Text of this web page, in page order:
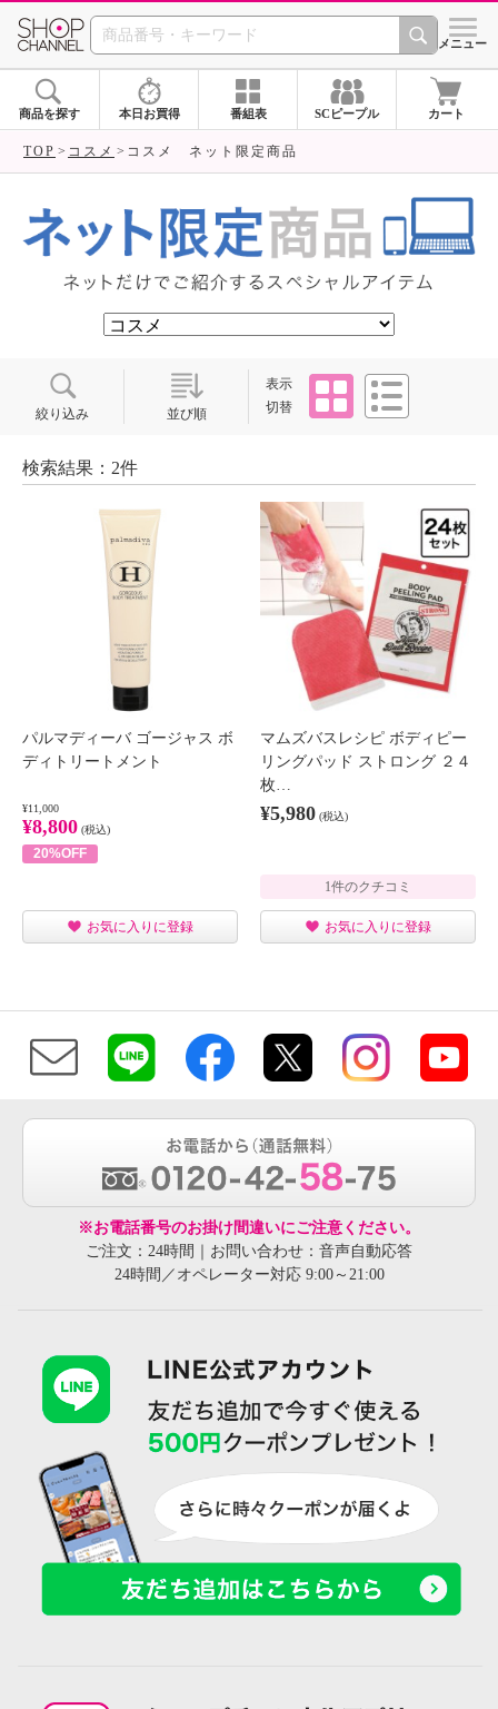
SHOP CHANNEL ショッ
メニュー
商品を探す 本日お買得 番組表 SCピープル カート
TOP コスメ コスメ ネット限定商品
絞り込み 並び順
表示
切替
タイル
検索結果：2件
パルマディーバ ゴージャス ボ
ディトリートメント
¥11,000
¥8,800 (税込)
20%OFF
お気に入りに登録
マムズバスレシピ ボディピー
リングパッド ストロング ２４
枚…
¥5,980 (税込)
1件のクチコミ
お気に入りに登録
※お電話番号のお掛け間違いにご注意ください。
ご注文：24時間｜お問い合わせ：音声自動応答
24時間／オペレーター対応 9:00～21:00